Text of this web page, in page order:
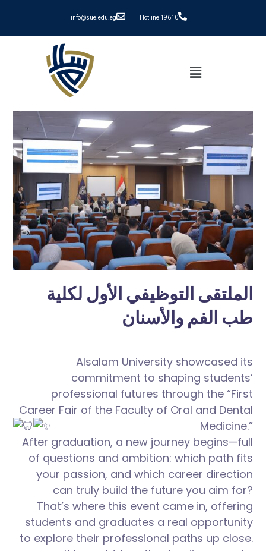
info@sue.edu.eg Hotline 19610
الملتقى التوظيفي الأول لكلية
طب الفم والأسنان
Alsalam University showcased its
commitment to shaping students’
professional futures through the “First
Career Fair of the Faculty of Oral and Dental
Medicine.”
After graduation, a new journey begins—full
of questions and ambition: which path fits
your passion, and which career direction
can truly build the future you aim for?
That’s where this event came in, offering
students and graduates a real opportunity
to explore their professional paths up close.